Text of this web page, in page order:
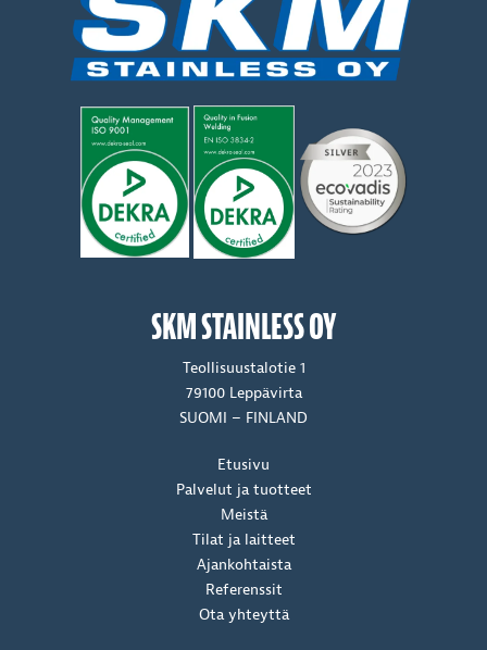
SKM STAINLESS OY
Teollisuustalotie 1
79100 Leppävirta
SUOMI – FINLAND
Etusivu
Palvelut ja tuotteet
Meistä
Tilat ja laitteet
Ajankohtaista
Referenssit
Ota yhteyttä